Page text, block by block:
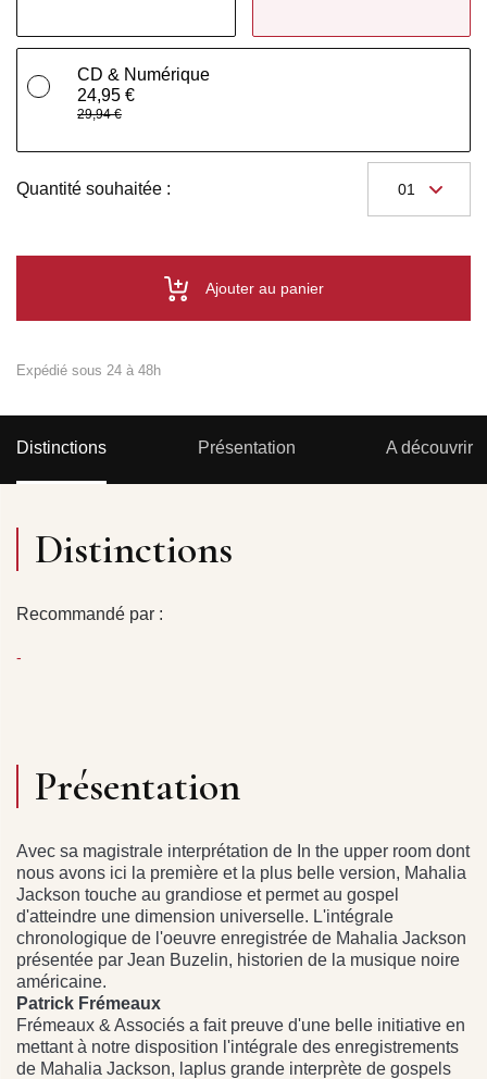
CD & Numérique
24,95 €
29,94 €
Quantité souhaitée :
Ajouter au panier
Expédié sous 24 à 48h
Distinctions Présentation A découvrir
Distinctions
Recommandé par :
-
Présentation
Avec sa magistrale interprétation de In the upper room dont
nous avons ici la première et la plus belle version, Mahalia
Jackson touche au grandiose et permet au gospel
d'atteindre une dimension universelle. L'intégrale
chronologique de l'oeuvre enregistrée de Mahalia Jackson
présentée par Jean Buzelin, historien de la musique noire
américaine.
Patrick Frémeaux
Frémeaux & Associés a fait preuve d'une belle initiative en
mettant à notre disposition l'intégrale des enregistrements
de Mahalia Jackson, laplus grande interprète de gospels